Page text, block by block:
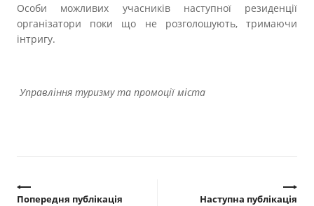
Особи можливих учасників наступної резиденції
організатори поки що не розголошують, тримаючи
інтригу.
Управління туризму та промоції міста
Попередня публікація Наступна публікація